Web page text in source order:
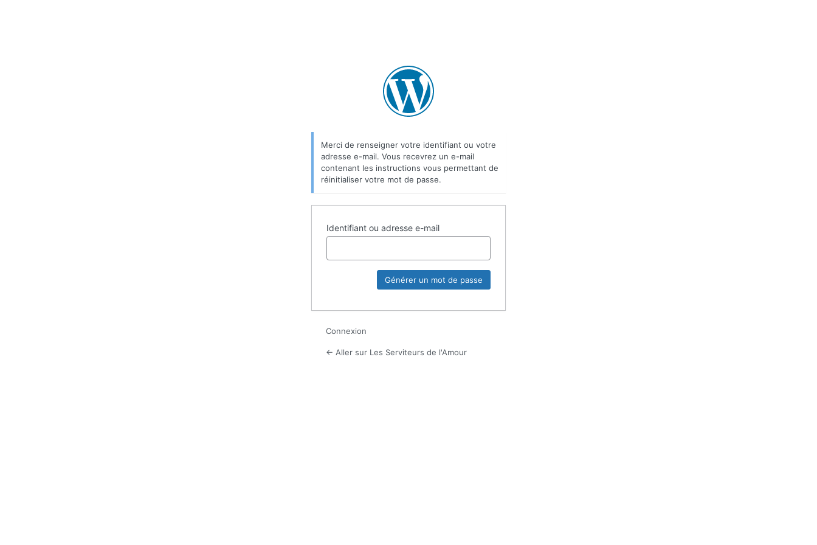
Merci de renseigner votre identifiant ou votre
adresse e-mail. Vous recevrez un e-mail
contenant les instructions vous permettant de
réinitialiser votre mot de passe.
Identifiant ou adresse e-mail
Connexion
← Aller sur Les Serviteurs de l'Amour